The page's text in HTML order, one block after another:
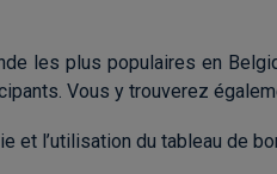
les plus populaires en
Vous y trouverez
et l’utilisation du tableau de